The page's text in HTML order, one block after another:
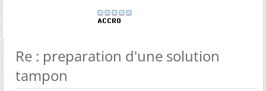
Re : preparation d'une solution
tampon